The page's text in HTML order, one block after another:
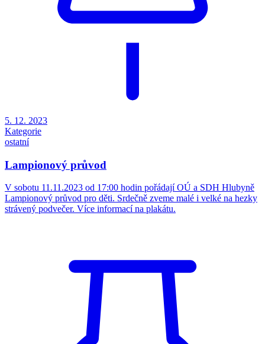
5. 12. 2023
Kategorie
ostatní
Lampionový průvod
V sobotu 11.11.2023 od 17:00 hodin pořádají OÚ a SDH Hlubyně
Lampionový průvod pro děti. Srdečně zveme malé i velké na hezky
strávený podvečer. Více informací na plakátu.